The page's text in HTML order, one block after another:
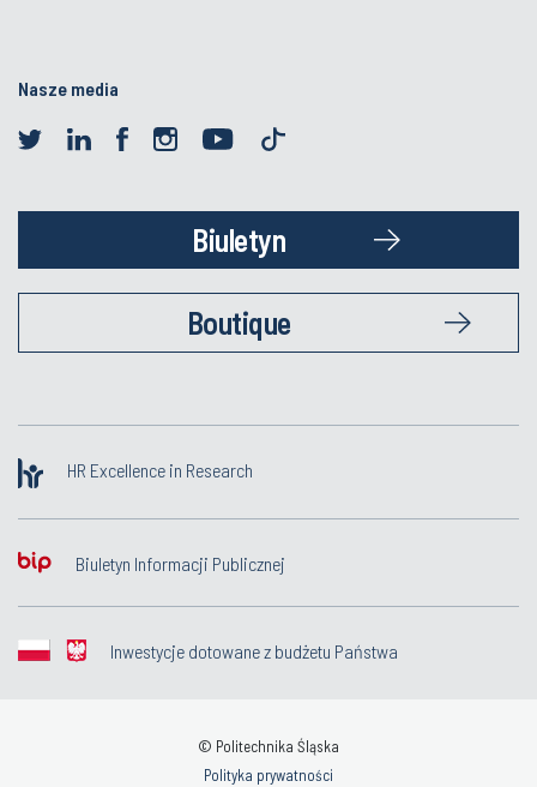
Nasze media
Biuletyn
Boutique
HR Excellence in Research
Biuletyn Informacji Publicznej
Inwestycje dotowane z budżetu Państwa
© Politechnika Śląska
Polityka prywatności